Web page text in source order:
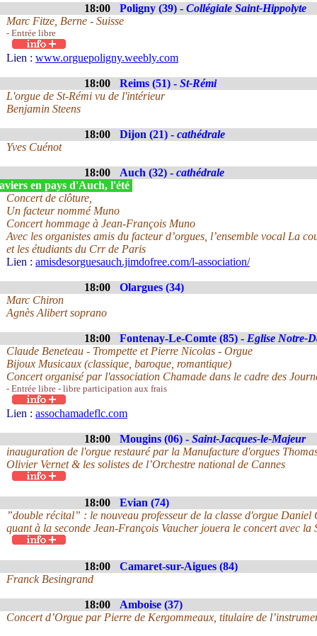
18:00 Poligny (39) - Collégiale Saint-Hippolyte
Marc Fitze, Berne - Suisse
- Entrée libre
Lien : www.orguepoligny.weebly.com
18:00 Reims (51) - St-Rémi
L'orgue de St-Rémi vu de l'intérieur
Benjamin Steens
18:00 Dijon (21) - cathédrale
Yves Cuénot
18:00 Auch (32) - cathédrale
en pays d'Auch, l'été
Concert de clôture,
Un facteur nommé Muno
Concert hommage à Jean-François Muno
Avec les organistes amis du facteur d’orgues, l’ensemble vocal La
et les étudiants du Crr de Paris
Lien : amisdesorguesauch.jimdofree.com/l-association/
18:00
Olargues (34)
Marc Chiron
Agnès Alibert soprano
18:00 Fontenay-Le-Comte (85) - Eglise Notre-
Claude Beneteau - Trompette et Pierre Nicolas - Orgue
Bijoux Musicaux (classique, baroque, romantique)
Concert organisé par l'association Chamade dans le cadre des
- Entrée libre - libre participation aux frais
Lien : assochamadeflc.com
18:00 Mougins (06) - Saint-Jacques-le-Majeur
inauguration de l'orgue restauré par la Manufacture d'orgues
Olivier Vernet & les solistes de l’Orchestre national de Cannes
18:00
Evian (74)
”double récital” : le nouveau professeur de la classe d'orgue
quant à la seconde Jean-François Vaucher jouera le concert avec la
18:00
Camaret-sur-Aigues (84)
Franck Besingrand
18:00
Amboise (37)
Concert d’Orgue par Pierre de Kergommeaux, titulaire de